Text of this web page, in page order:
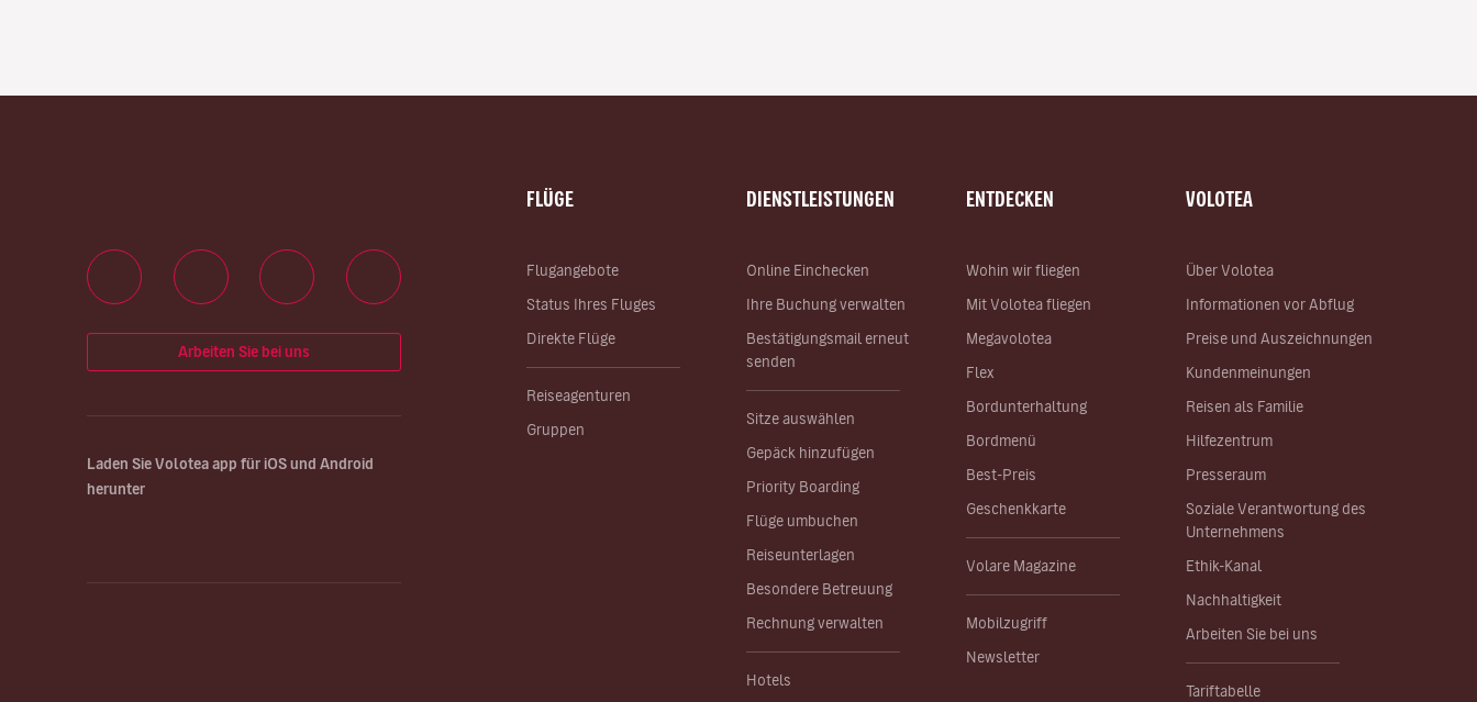
FLÜGE
Flugangebote
Status Ihres Fluges
Direkte Flüge
Reiseagenturen
Gruppen
DIENSTLEISTUNGEN
Online Einchecken
Ihre Buchung verwalten
Bestätigungsmail erneut
senden
Sitze auswählen
Gepäck hinzufügen
Priority Boarding
Flüge umbuchen
Reiseunterlagen
Besondere Betreuung
Rechnung verwalten
Hotels
ENTDECKEN
Wohin wir fliegen
Mit Volotea fliegen
Megavolotea
Flex
Bordunterhaltung
Bordmenü
Best-Preis
Geschenkkarte
Volare Magazine
Mobilzugriff
Newsletter
VOLOTEA
Über Volotea
Informationen vor Abflug
Preise und Auszeichnungen
Kundenmeinungen
Reisen als Familie
Hilfezentrum
Presseraum
Soziale Verantwortung des
Unternehmens
Ethik-Kanal
Nachhaltigkeit
Arbeiten Sie bei uns
Tariftabelle
Arbeiten Sie bei uns
Laden Sie Volotea app für iOS und Android
herunter